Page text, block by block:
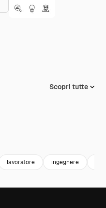
Scopri tutte
lavoratore ingegnere